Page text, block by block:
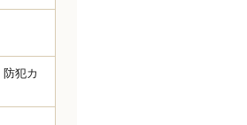
犯カ